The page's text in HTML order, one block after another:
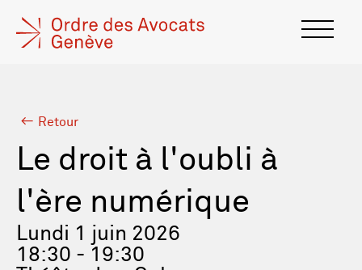
Retour
Le droit à l'oubli à
l'ère numérique
Lundi 1 juin 2026
18:30 - 19:30